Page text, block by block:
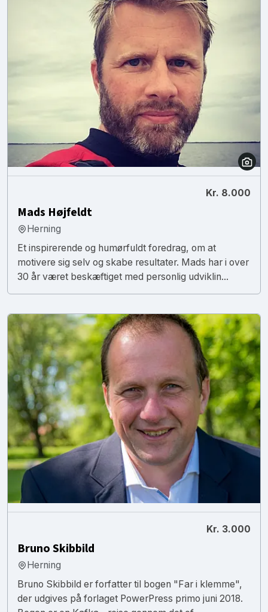
Kr. 8.000
Mads Højfeldt
Herning
Et inspirerende og humørfuldt foredrag, om at
motivere sig selv og skabe resultater. Mads har i over
30 år været beskæftiget med personlig udviklin...
Kr. 3.000
Bruno Skibbild
Herning
Bruno Skibbild er forfatter til bogen "Far i klemme",
der udgives på forlaget PowerPress primo juni 2018.